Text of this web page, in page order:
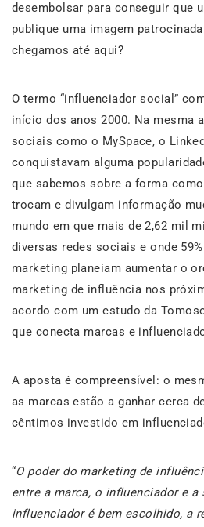
desembolsar para conseguir que
publique uma imagem
chegamos até aqui?
O termo “influenciador social”
início dos anos 2000. Na mesma
sociais como o MySpace, o
conquistavam alguma
que sabemos sobre a forma
trocam e divulgam informação
mundo em que mais de 2,62 mil
diversas redes sociais e onde
marketing planeiam aumentar o
marketing de influência nos
acordo com um estudo da
que conecta marcas e
A aposta é compreensível: o
as marcas estão a ganhar cerca
cêntimos investido em
“O poder do marketing de
entre a marca, o influenciador e a
influenciador é bem escolhido, a